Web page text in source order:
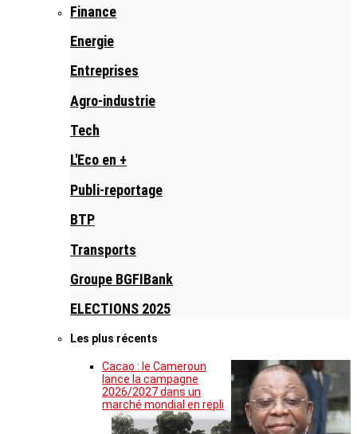
Finance
Energie
Entreprises
Agro-industrie
Tech
L'Eco en +
Publi-reportage
BTP
Transports
Groupe BGFIBank
ELECTIONS 2025
Les plus récents
Cacao : le Cameroun
lance la campagne
2026/2027 dans un
marché mondial en repli